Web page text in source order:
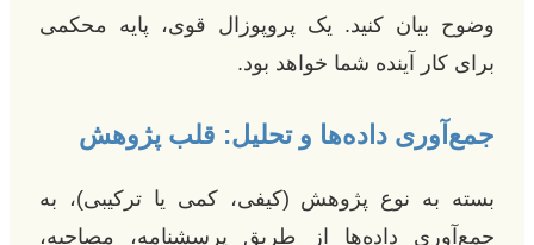
وضوح بیان کنید. یک پروپوزال قوی، پایه محکمی
برای کار آینده شما خواهد بود.
جمع‌آوری داده‌ها و تحلیل: قلب پژوهش
بسته به نوع پژوهش (کیفی، کمی یا ترکیبی)، به
جمع‌آوری داده‌ها از طریق پرسشنامه، مصاحبه،